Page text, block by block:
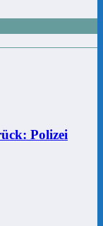
Polizei